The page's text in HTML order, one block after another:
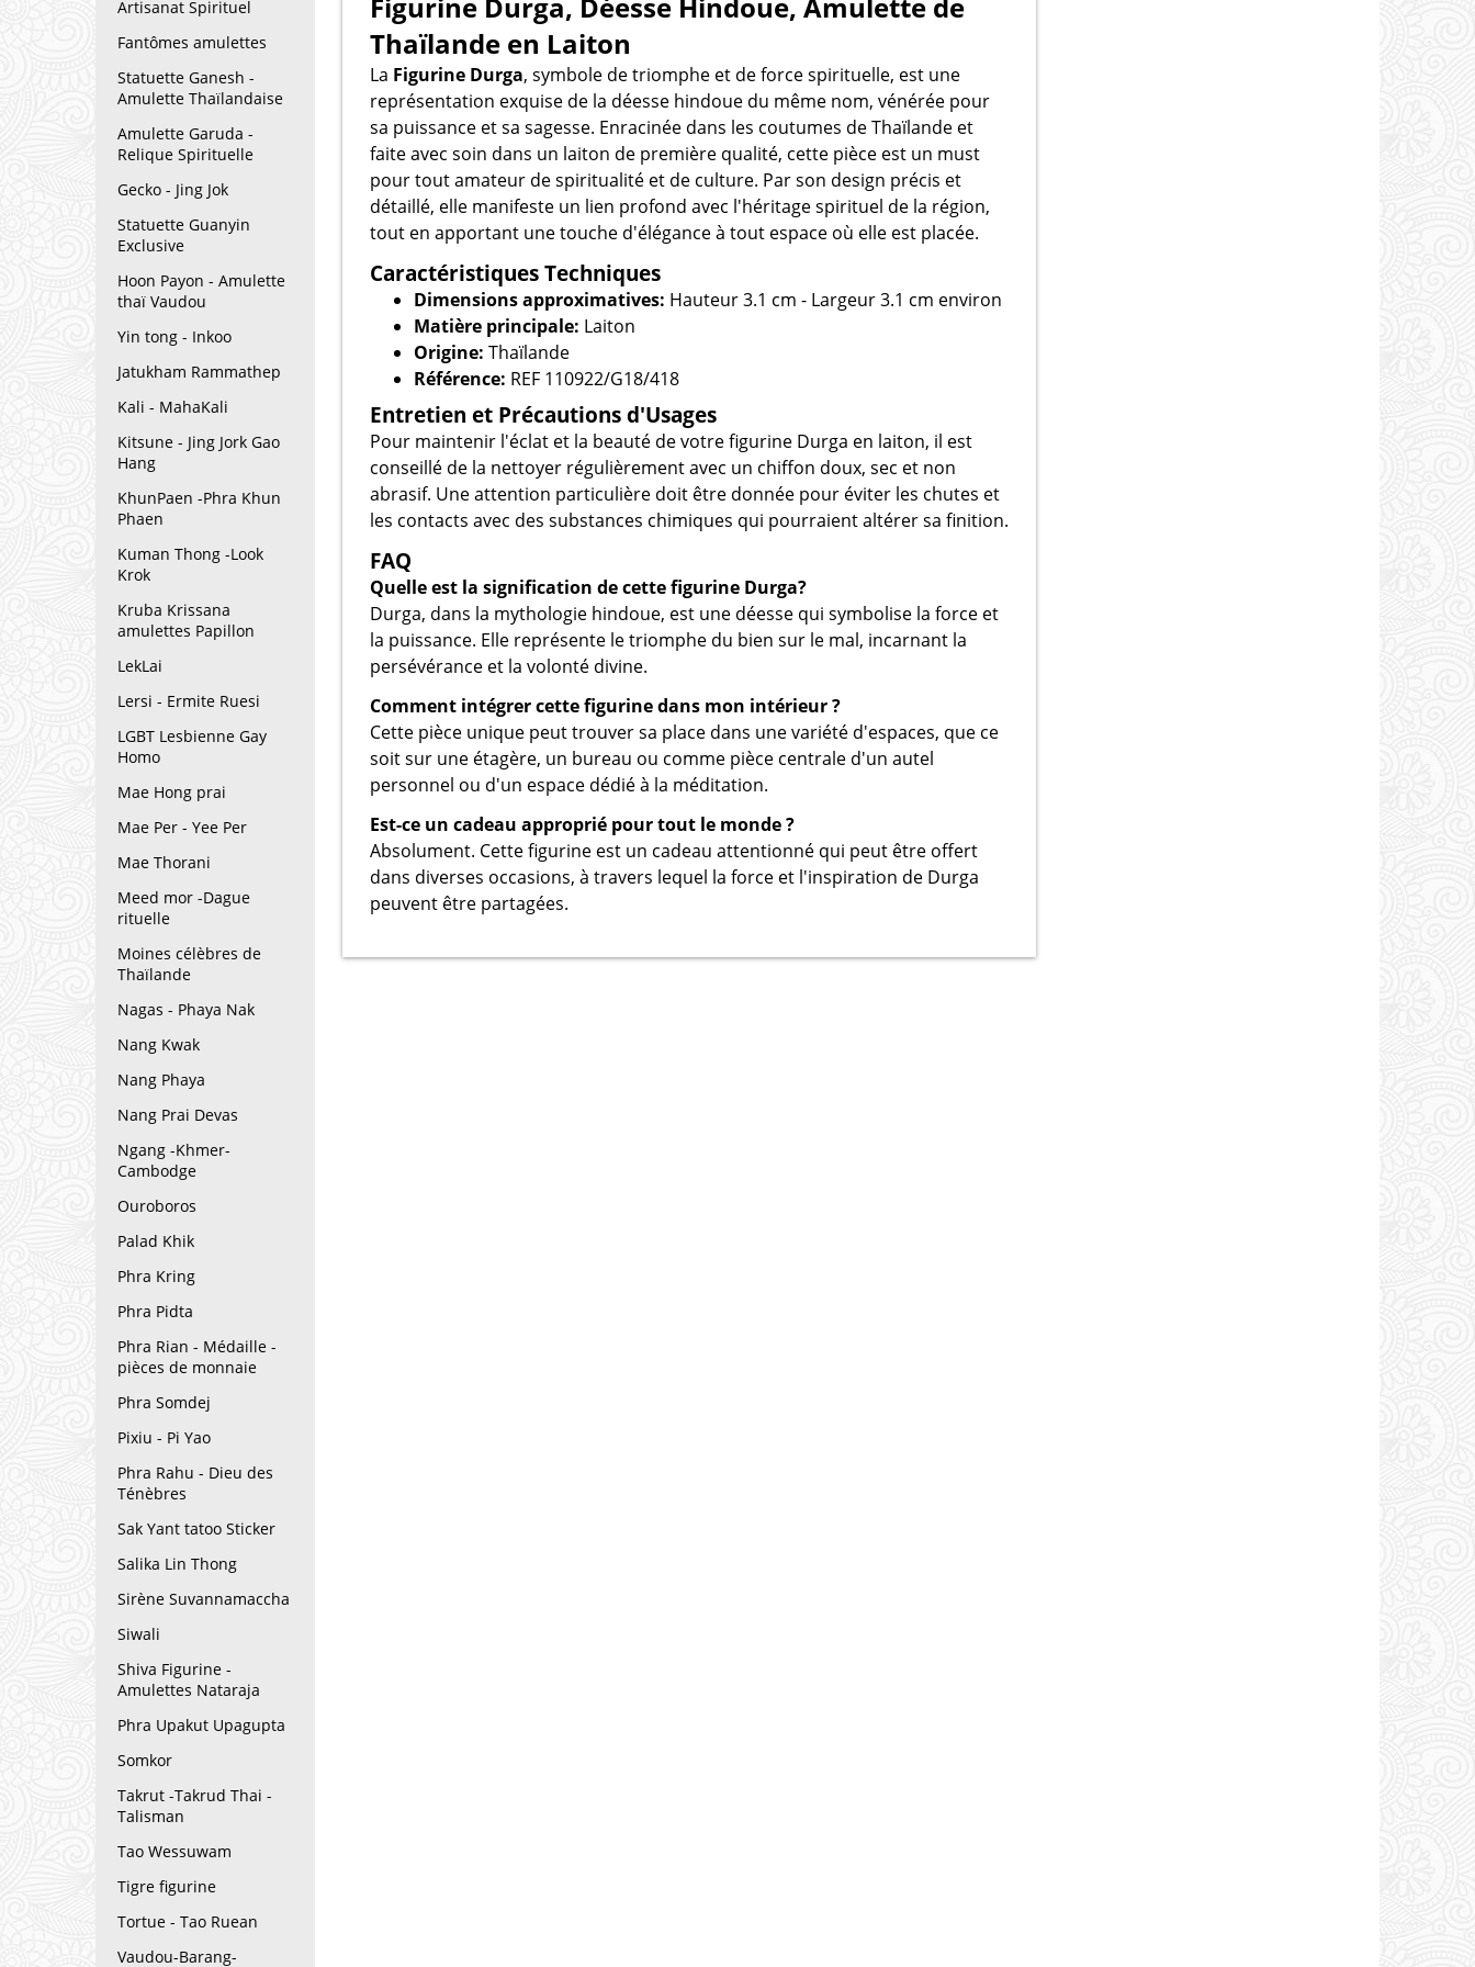
Artisanat Spirituel
Fantômes amulettes
Statuette Ganesh -
Amulette Thaïlandaise
Amulette Garuda -
Relique Spirituelle
Gecko - Jing Jok
Statuette Guanyin
Exclusive
Hoon Payon - Amulette
thaï Vaudou
Yin tong - Inkoo
Jatukham Rammathep
Kali - MahaKali
Kitsune - Jing Jork Gao
Hang
KhunPaen -Phra Khun
Phaen
Kuman Thong -Look
Krok
Kruba Krissana
amulettes Papillon
LekLai
Lersi - Ermite Ruesi
LGBT Lesbienne Gay
Homo
Mae Hong prai
Mae Per - Yee Per
Mae Thorani
Meed mor -Dague
rituelle
Moines célèbres de
Thaïlande
Nagas - Phaya Nak
Nang Kwak
Nang Phaya
Nang Prai Devas
Ngang -Khmer-
Cambodge
Ouroboros
Palad Khik
Phra Kring
Phra Pidta
Phra Rian - Médaille -
pièces de monnaie
Phra Somdej
Pixiu - Pi Yao
Phra Rahu - Dieu des
Ténèbres
Sak Yant tatoo Sticker
Salika Lin Thong
Sirène Suvannamaccha
Siwali
Shiva Figurine -
Amulettes Nataraja
Phra Upakut Upagupta
Somkor
Takrut -Takrud Thai -
Talisman
Tao Wessuwam
Tigre figurine
Tortue - Tao Ruean
Vaudou-Barang-
Thaïlande en Laiton
La Figurine Durga, symbole de triomphe et de force spirituelle, est une
représentation exquise de la déesse hindoue du même nom, vénérée pour
sa puissance et sa sagesse. Enracinée dans les coutumes de Thaïlande et
faite avec soin dans un laiton de première qualité, cette pièce est un must
pour tout amateur de spiritualité et de culture. Par son design précis et
détaillé, elle manifeste un lien profond avec l'héritage spirituel de la région,
tout en apportant une touche d'élégance à tout espace où elle est placée.
Caractéristiques Techniques
Dimensions approximatives: Hauteur 3.1 cm - Largeur 3.1 cm environ
Matière principale: Laiton
Origine: Thaïlande
Référence: REF 110922/G18/418
Entretien et Précautions d'Usages
Pour maintenir l'éclat et la beauté de votre figurine Durga en laiton, il est
conseillé de la nettoyer régulièrement avec un chiffon doux, sec et non
abrasif. Une attention particulière doit être donnée pour éviter les chutes et
les contacts avec des substances chimiques qui pourraient altérer sa finition.
FAQ
Quelle est la signification de cette figurine Durga?
Durga, dans la mythologie hindoue, est une déesse qui symbolise la force et
la puissance. Elle représente le triomphe du bien sur le mal, incarnant la
persévérance et la volonté divine.
Comment intégrer cette figurine dans mon intérieur ?
Cette pièce unique peut trouver sa place dans une variété d'espaces, que ce
soit sur une étagère, un bureau ou comme pièce centrale d'un autel
personnel ou d'un espace dédié à la méditation.
Est-ce un cadeau approprié pour tout le monde ?
Absolument. Cette figurine est un cadeau attentionné qui peut être offert
dans diverses occasions, à travers lequel la force et l'inspiration de Durga
peuvent être partagées.